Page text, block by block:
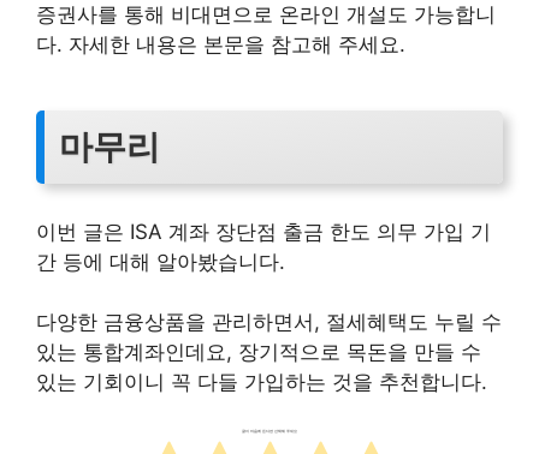
증권사를 통해 비대면으로 온라인 개설도 가능합니
다. 자세한 내용은 본문을 참고해 주세요.
마무리
이번 글은 ISA 계좌 장단점 출금 한도 의무 가입 기
간 등에 대해 알아봤습니다.
다양한 금융상품을 관리하면서, 절세혜택도 누릴 수
있는 통합계좌인데요, 장기적으로 목돈을 만들 수
있는 기회이니 꼭 다들 가입하는 것을 추천합니다.
글이 마음에 든다면 선택해 주세요